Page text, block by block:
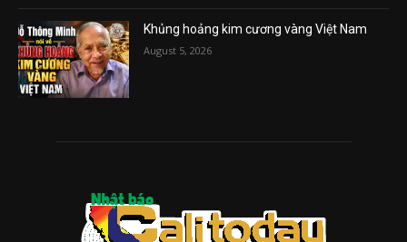
Khủng hoảng kim cương vàng Việt Nam
August 5, 2026